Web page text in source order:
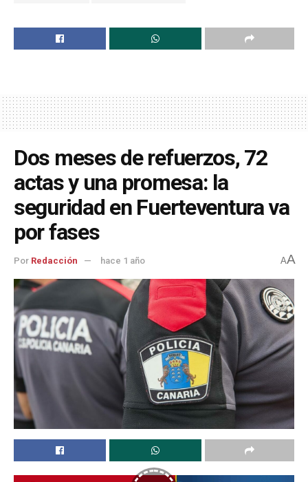
Dos meses de refuerzos, 72
actas y una promesa: la
seguridad en Fuerteventura va
por fases
Por Redacción hace 1 año AA